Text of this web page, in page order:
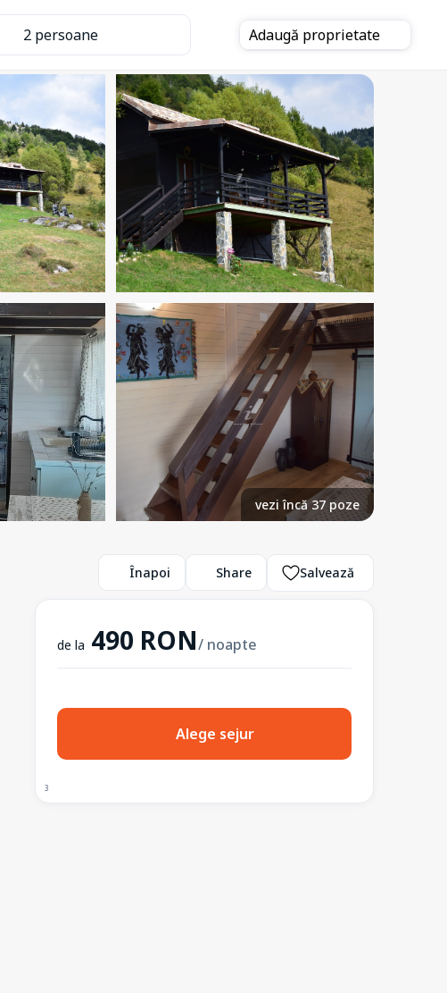
2 persoane Adaugă proprietate
vezi încă 37 poze
Înapoi Share Salvează
de la 490 RON/ noapte
Alege sejur
3